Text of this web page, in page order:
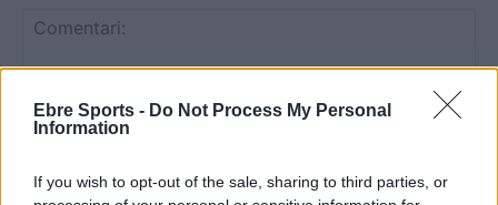
Ebre Sports - Do Not Process My Personal
Information
If you wish to opt-out of the sale, sharing to third parties, or